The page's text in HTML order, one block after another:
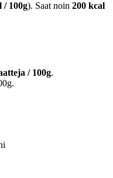
/ 100g). Saat noin 200 kcal
/ 100g.